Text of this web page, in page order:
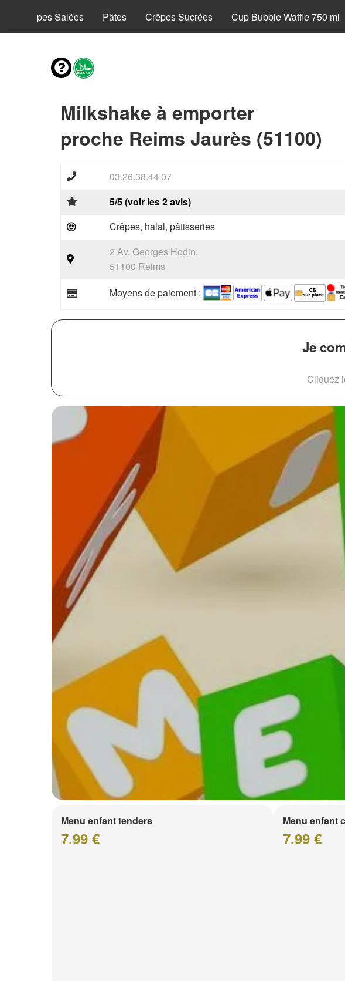
Crêpes Salées Pâtes Crêpes Sucrées Cup Bubble Waffle 750 ml
Milkshake à emporter
proche Reims Jaurès (51100)
03.26.38.44.07
5/5 (voir les 2 avis)
Crêpes, halal, pâtisseries
2 Av. Georges Hodin,
51100 Reims
Moyens de paiement :
Je
Cliquez
Menu enfant tenders
7.99 €
Menu enfant
7.99 €